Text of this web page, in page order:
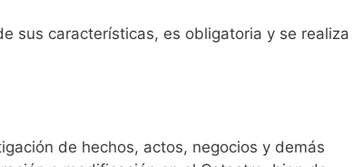
sus características, es obligatoria y se realiza
de hechos, actos, negocios y demás